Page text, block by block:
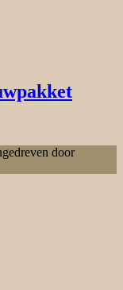
door